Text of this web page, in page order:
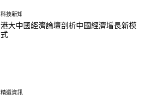
科技新知
港大中國經濟論壇剖析中國經濟增長新模
式
精選資訊